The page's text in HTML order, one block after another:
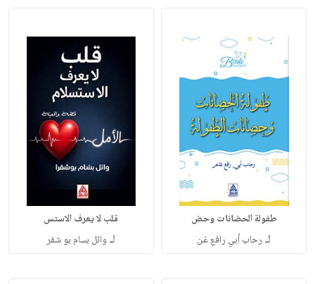
طفولة الحضانات وحض
لـ رحاب أبي رافع غن
قلب لا يعرف الاستس
لـ وائل بسام بو شقر